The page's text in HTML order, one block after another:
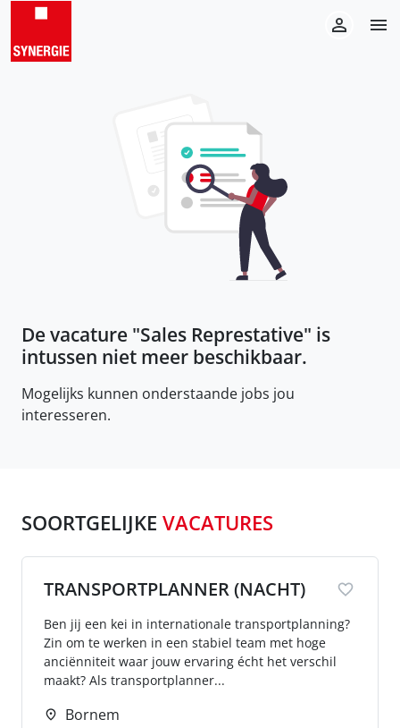
De vacature "Sales Represtative" is
intussen niet meer beschikbaar.
Mogelijks kunnen onderstaande jobs jou
interesseren.
SOORTGELIJKE VACATURES
TRANSPORTPLANNER (NACHT)
Ben jij een kei in internationale transportplanning?
Zin om te werken in een stabiel team met hoge
anciënniteit waar jouw ervaring écht het verschil
maakt? Als transportplanner...
Bornem